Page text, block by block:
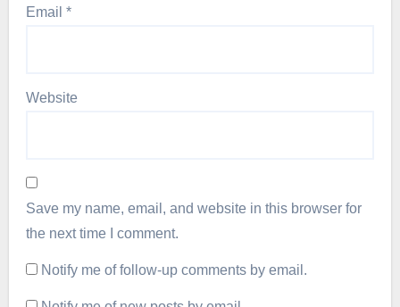
Email *
Website
Save my name, email, and website in this browser for
the next time I comment.
Notify me of follow-up comments by email.